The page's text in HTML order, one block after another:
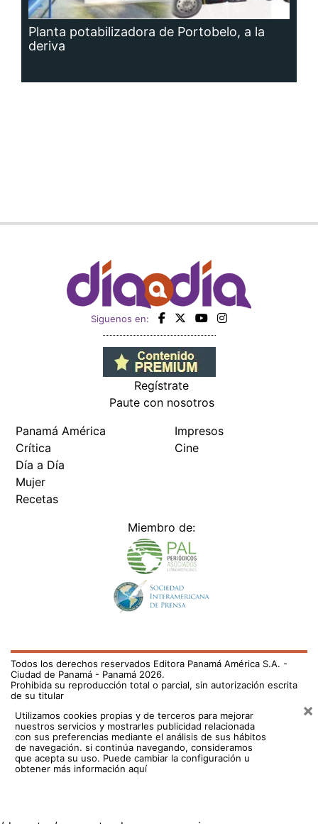
Planta potabilizadora de Portobelo, a la
deriva
Siguenos en:
Regístrate
Paute con nosotros
Panamá América
Crítica
Día a Día
Mujer
Recetas
Impresos
Cine
Miembro de:
Todos los derechos reservados Editora Panamá América S.A. -
Ciudad de Panamá - Panamá 2026.
Prohibida su reproducción total o parcial, sin autorización escrita
de su titular
Utilizamos cookies propias y de terceros para mejorar
nuestros servicios y mostrarles publicidad relacionada
con sus preferencias mediante el análisis de sus hábitos
de navegación. si continúa navegando, consideramos
que acepta su uso. Puede cambiar la configuración u
obtener más información aquí
×